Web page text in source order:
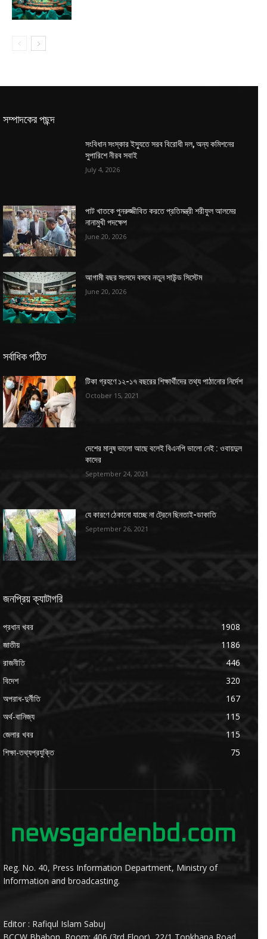
সম্পাদকের পছন্দ
সংবিধান সংস্কার ইস্যুতে সরব বিরোধী দল, অন্য কমিশনের
সুপারিশে নীরব সবাই
July 4, 2026
পাট খাতকে পুনরুজ্জীবিত করতে প্রতিমন্ত্রী শরীফুল আলমের
নানামুখী পদক্ষেপ
June 20, 2026
আগামী বছর সংসদে বসবে নতুন সাউন্ড সিস্টেম
June 20, 2026
সর্বাধিক পঠিত
টিকা গ্রহণে ১২-১৭ বছরের শিক্ষার্থীদের তথ্য পাঠানোর নির্দেশ
October 15, 2021
দেশের মানুষ ভালো আছে বলেই বিএনপি ভালো নেই : ওবায়দুল
কাদের
September 24, 2021
যে কারণে ঠেকানো যাচ্ছে না ট্রেনে ছিনতাই-ডাকাতি
September 26, 2021
জনপ্রিয় ক্যাটাগরি
প্রধান খবর
1908
জাতীয়
1186
রাজনীতি
446
বিদেশ
320
অপরাধ-দুর্নীতি
167
অর্থ-বানিজ্য
115
জেলার খবর
115
শিক্ষা-তথ্যপ্রযুক্তি
75
Reg. No. 40, Press Information Department, Ministry of
Information and broadcasting.
Editor : Rafiqul Islam Sabuj